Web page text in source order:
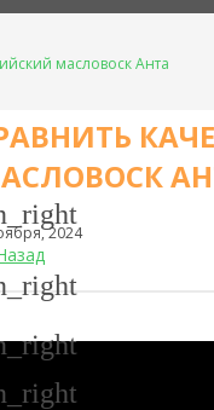
масловоск Анта
2024